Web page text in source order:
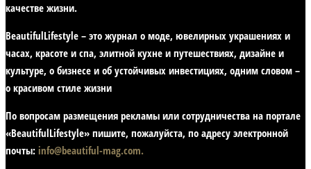
качестве жизни.
BeautifulLifestyle – это журнал о моде, ювелирных украшениях и
часах, красоте и спа, элитной кухне и путешествиях, дизайне и
культуре, о бизнесе и об устойчивых инвестициях, одним словом –
о красивом стиле жизни
По вопросам размещения рекламы или сотрудничества на портале
«BeautifulLifestyle» пишите, пожалуйста, по адресу электронной
почты: info@beautiful-mag.com.